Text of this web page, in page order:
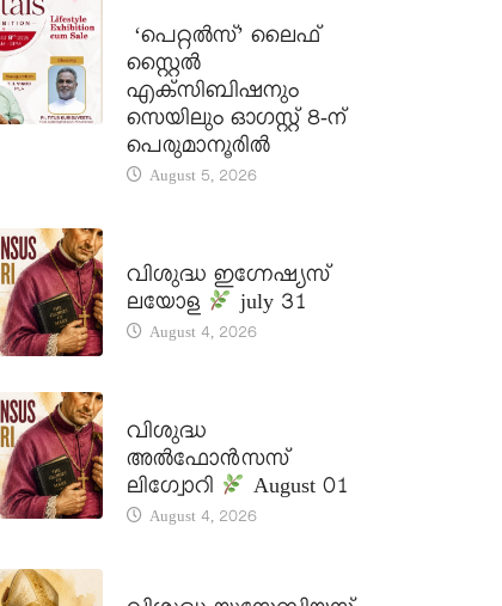
‘പെറ്റൽസ്’ ലൈഫ്
സ്റ്റൈൽ
എക്സിബിഷനും
സെയിലും ഓഗസ്റ്റ് 8-ന്
പെരുമാനൂരിൽ
August 5, 2026
വിശുദ്ധ ഇഗ്നേഷ്യസ്
ലയോള
july 31
August 4, 2026
വിശുദ്ധ
അൽഫോൻസസ്
ലിഗ്വോറി
August 01
August 4, 2026